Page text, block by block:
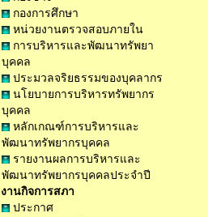
กองการศึกษา
หน่วยงานตรวจสอบภายใน
การบริหารและพัฒนาทรัพยา
บุคคล
ประมวลจริยธรรมของบุคลากร
นโยบายการบริหารทรัพยากร
บุคคล
หลักเกณฑ์การบริหารและ
พัฒนาทรัพยากรบุคคล
รายงานผลการบริหารและ
พัฒนาทรัพยากรบุคคลประจำปี
งานกิจการสภา
ประกาศ